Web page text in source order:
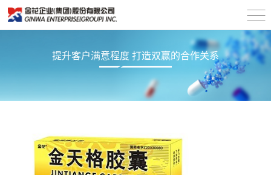
提升客户满意程度 打造双赢的合作关系